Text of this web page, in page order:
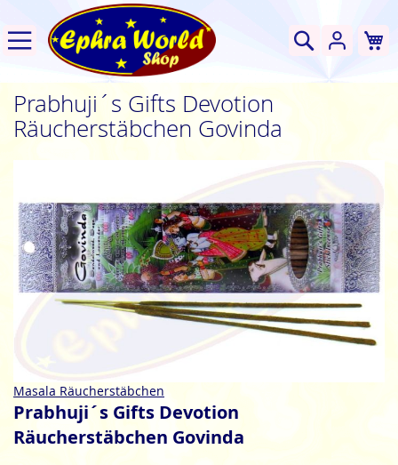
Suche
Prabhuji´s Gifts Devotion
Räucherstäbchen Govinda
der
Bildgalerie
springen
Zum
Anfang
Bildgalerie
Masala Räucherstäbchen
Prabhuji´s Gifts Devotion
Räucherstäbchen Govinda